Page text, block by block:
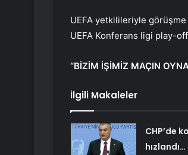
UEFA yetkilileriyle
UEFA Konferans ligi play-
“BİZİM İŞİMİZ MAÇIN
İlgili Makaleler
CHP’de